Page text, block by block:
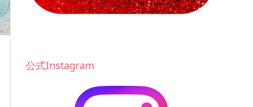
公式Instagram